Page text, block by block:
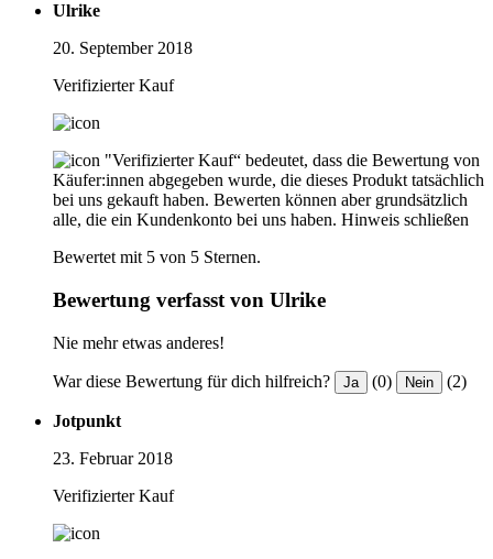
Ulrike
20. September 2018
Verifizierter Kauf
"Verifizierter Kauf“ bedeutet, dass die Bewertung von
Käufer:innen abgegeben wurde, die dieses Produkt tatsächlich
bei uns gekauft haben. Bewerten können aber grundsätzlich
alle, die ein Kundenkonto bei uns haben. Hinweis schließen
Bewertet mit 5 von 5 Sternen.
Bewertung verfasst von Ulrike
Nie mehr etwas anderes!
War diese Bewertung für dich hilfreich? Ja (0) Nein (2)
Jotpunkt
23. Februar 2018
Verifizierter Kauf